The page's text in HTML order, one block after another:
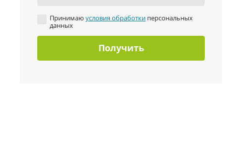
Принимаюусловия обработки персональных
данных
Получить